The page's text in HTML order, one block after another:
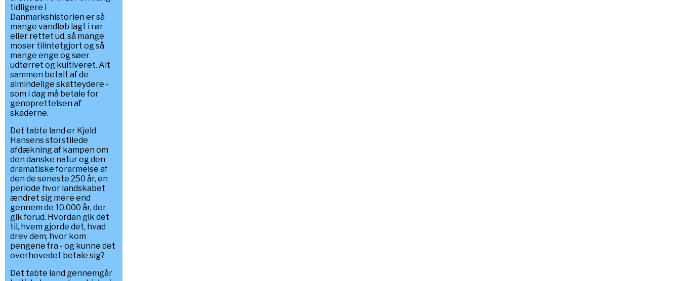
tidligere i
Danmarkshistorien er så
mange vandløb lagt i rør
eller rettet ud, så mange
moser tilintetgjort og så
mange enge og søer
udtørret og kultiveret. Alt
sammen betalt af de
almindelige skatteydere -
som i dag må betale for
genoprettelsen af
skaderne.
Det tabte land er Kjeld
Hansens storstilede
afdækning af kampen om
den danske natur og den
dramatiske forarmelse af
den de seneste 250 år, en
periode hvor landskabet
ændret sig mere end
gennem de 10.000 år, der
gik forud. Hvordan gik det
til, hvem gjorde det, hvad
drev dem, hvor kom
pengene fra - og kunne det
overhovedet betale sig?
Det tabte land gennemgår